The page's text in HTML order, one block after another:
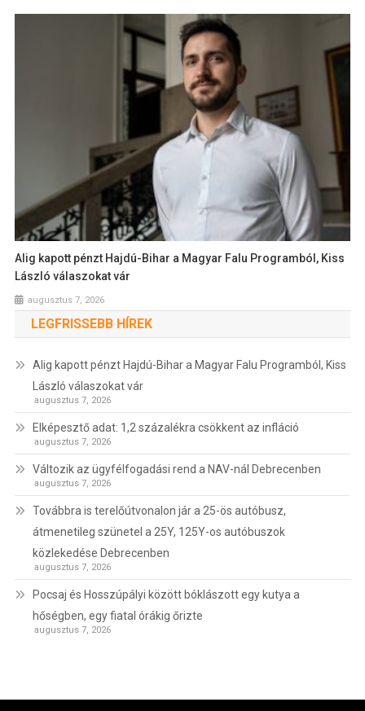
Alig kapott pénzt Hajdú-Bihar a Magyar Falu Programból, Kiss
László válaszokat vár
augusztus 7, 2026
LEGFRISSEBB HÍREK
Alig kapott pénzt Hajdú-Bihar a Magyar Falu Programból, Kiss
László válaszokat vár
augusztus 7, 2026
Elképesztő adat: 1,2 százalékra csökkent az infláció
augusztus 7, 2026
Változik az ügyfélfogadási rend a NAV-nál Debrecenben
augusztus 7, 2026
Továbbra is terelőútvonalon jár a 25-ös autóbusz,
átmenetileg szünetel a 25Y, 125Y-os autóbuszok
közlekedése Debrecenben
augusztus 7, 2026
Pocsaj és Hosszúpályi között bóklászott egy kutya a
hőségben, egy fiatal órákig őrizte
augusztus 7, 2026